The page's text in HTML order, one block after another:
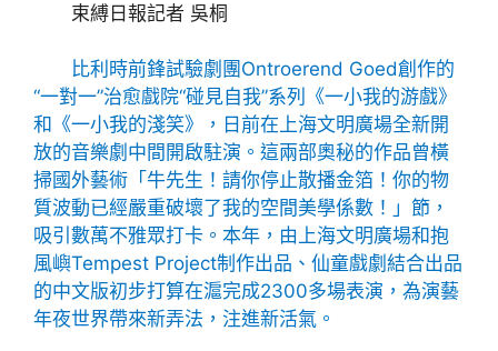
束縛日報記者 吳桐
比利時前鋒試驗劇團Ontroerend Goed創作的
“一對一”治愈戲院“碰見自我”系列《一小我的游戲》
和《一小我的淺笑》，日前在上海文明廣場全新開
放的音樂劇中間開啟駐演。這兩部奧秘的作品曾橫
掃國外藝術「牛先生！請你停止散播金箔！你的物
質波動已經嚴重破壞了我的空間美學係數！」節，
吸引數萬不雅眾打卡。本年，由上海文明廣場和抱
風嶼Tempest Project制作出品、仙童戲劇結合出品
的中文版初步打算在滬完成2300多場表演，為演藝
年夜世界帶來新弄法，注進新活氣。